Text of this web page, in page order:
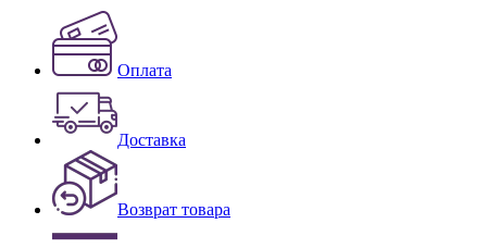
Оплата
Доставка
Возврат товара